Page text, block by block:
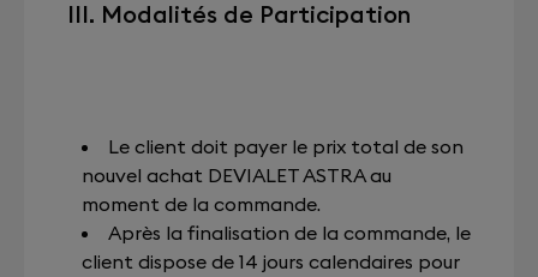
III. Modalités de Participation
Le client doit payer le prix total de son
nouvel achat DEVIALET ASTRA au
moment de la commande.
Après la finalisation de la commande, le
client dispose de 14 jours calendaires pour